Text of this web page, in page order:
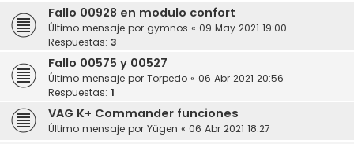
Fallo 00928 en modulo confort
Último mensaje por gymnos « 09 May 2021 19:00
Respuestas: 3
Fallo 00575 y 00527
Último mensaje por Torpedo « 06 Abr 2021 20:56
Respuestas: 1
VAG K+ Commander funciones
Último mensaje por Yügen « 06 Abr 2021 18:27